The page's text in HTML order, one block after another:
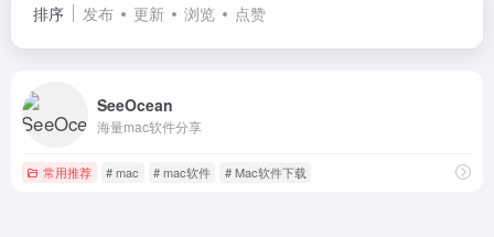
排序 发布 更新 浏览 点赞
SeeOcean
海量mac软件分享
常用推荐 # mac # mac软件 # Mac软件下载